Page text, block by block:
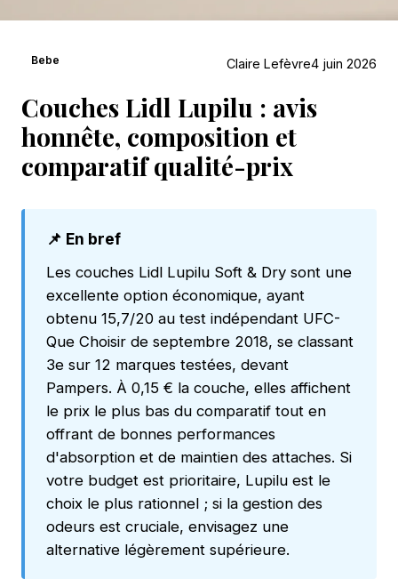
Bebe Claire Lefèvre4 juin 2026
Couches Lidl Lupilu : avis
honnête, composition et
comparatif qualité-prix
📌 En bref
Les couches Lidl Lupilu Soft & Dry sont une
excellente option économique, ayant
obtenu 15,7/20 au test indépendant UFC-
Que Choisir de septembre 2018, se classant
3e sur 12 marques testées, devant
Pampers. À 0,15 € la couche, elles affichent
le prix le plus bas du comparatif tout en
offrant de bonnes performances
d'absorption et de maintien des attaches. Si
votre budget est prioritaire, Lupilu est le
choix le plus rationnel ; si la gestion des
odeurs est cruciale, envisagez une
alternative légèrement supérieure.